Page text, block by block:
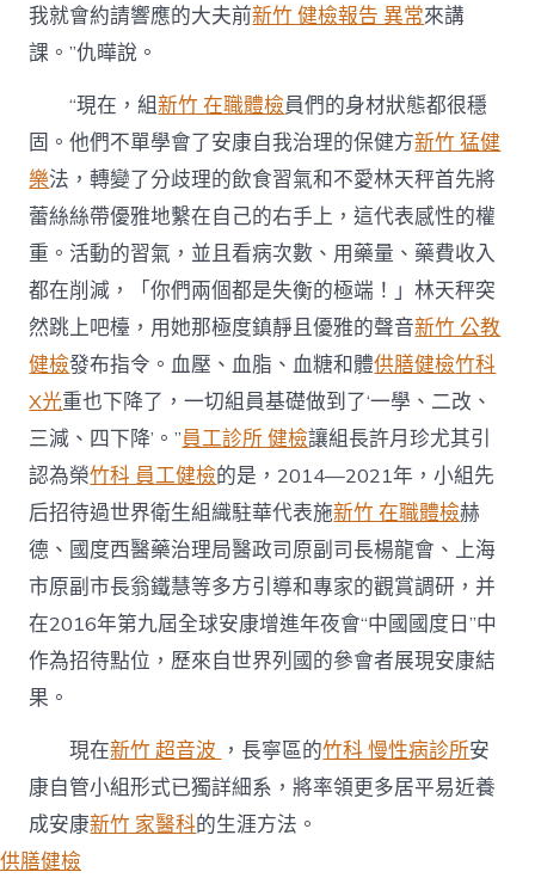
我就會約請響應的大夫前新竹 健檢報告 異常來講
課。”仇曄說。
“現在，組新竹 在職體檢員們的身材狀態都很穩
固。他們不單學會了安康自我治理的保健方新竹 猛健
樂法，轉變了分歧理的飲食習氣和不愛林天秤首先將
蕾絲絲帶優雅地繫在自己的右手上，這代表感性的權
重。活動的習氣，並且看病次數、用藥量、藥費收入
都在削減，「你們兩個都是失衡的極端！」林天秤突
然跳上吧檯，用她那極度鎮靜且優雅的聲音新竹 公教
健檢發布指令。血壓、血脂、血糖和體供膳健檢竹科
X光重也下降了，一切組員基礎做到了‘一學、二改、
三減、四下降’。”員工診所 健檢讓組長許月珍尤其引
認為榮竹科 員工健檢的是，2014—2021年，小組先
后招待過世界衛生組織駐華代表施新竹 在職體檢赫
德、國度西醫藥治理局醫政司原副司長楊龍會、上海
市原副市長翁鐵慧等多方引導和專家的觀賞調研，并
在2016年第九屆全球安康增進年夜會“中國國度日”中
作為招待點位，歷來自世界列國的參會者展現安康結
果。
現在新竹 超音波 ，長寧區的竹科 慢性病診所安
康自管小組形式已獨詳細系，將率領更多居平易近養
成安康新竹 家醫科的生涯方法。
供膳健檢